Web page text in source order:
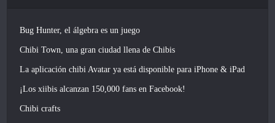
Bug Hunter, el álgebra es un juego
Chibi Town, una gran ciudad llena de Chibis
La aplicación chibi Avatar ya está disponible para iPhone & iPad
¡Los xiibis alcanzan 150,000 fans en Facebook!
Chibi crafts